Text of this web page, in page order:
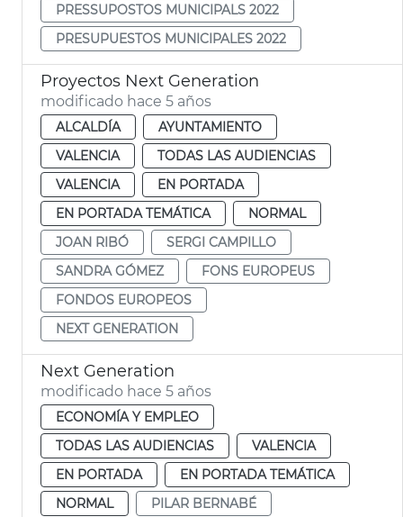
PRESSUPOSTOS MUNICIPALS 2022
PRESUPUESTOS MUNICIPALES 2022
Proyectos Next Generation
modificado hace 5 años
ALCALDÍA
AYUNTAMIENTO
VALENCIA
TODAS LAS AUDIENCIAS
VALENCIA
EN PORTADA
EN PORTADA TEMÁTICA
NORMAL
JOAN RIBÓ
SERGI CAMPILLO
SANDRA GÓMEZ
FONS EUROPEUS
FONDOS EUROPEOS
NEXT GENERATION
Next Generation
modificado hace 5 años
ECONOMÍA Y EMPLEO
TODAS LAS AUDIENCIAS
VALENCIA
EN PORTADA
EN PORTADA TEMÁTICA
NORMAL
PILAR BERNABÉ